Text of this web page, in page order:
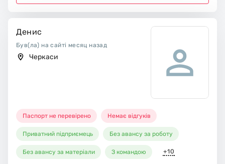
Денис
Був(ла) на сайті месяц назад
Черкаси
Паспорт не перевірено Немає відгуків
Приватний підприємець Без авансу за роботу
Без авансу за матеріали З командою +10